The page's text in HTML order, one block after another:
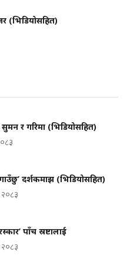
(भिडियोसहित)
र गरिमा (भिडियोसहित)
दर्शकमाझ (भिडियोसहित)
पाँच स्रष्टालाई